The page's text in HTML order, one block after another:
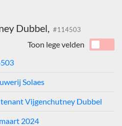
Dubbel, #114503
Toon lege velden
Solaes
Vijgenchutney Dubbel
2024